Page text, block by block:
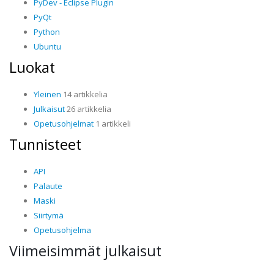
PyDev - Eclipse Plugin
PyQt
Python
Ubuntu
Luokat
Yleinen 14 artikkelia
Julkaisut26 artikkelia
Opetusohjelmat 1 artikkeli
Tunnisteet
API
Palaute
Maski
Siirtymä
Opetusohjelma
Viimeisimmät julkaisut